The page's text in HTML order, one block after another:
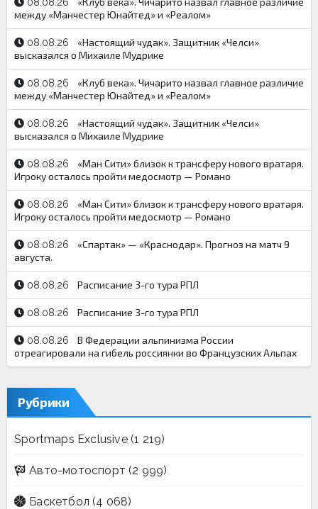
между «Манчестер Юнайтед» и «Реалом»
08.08.26
«Настоящий чудак». Защитник «Челси»
высказался о Михаиле Мудрике
08.08.26
«Клуб века». Чичарито назвал главное различие
между «Манчестер Юнайтед» и «Реалом»
08.08.26
«Настоящий чудак». Защитник «Челси»
высказался о Михаиле Мудрике
08.08.26
«Ман Сити» близок к трансферу нового вратаря.
Игроку осталось пройти медосмотр — Романо
08.08.26
«Ман Сити» близок к трансферу нового вратаря.
Игроку осталось пройти медосмотр — Романо
08.08.26
«Спартак» — «Краснодар». Прогноз на матч 9
августа.
08.08.26 Расписание 3-го тура РПЛ
08.08.26 Расписание 3-го тура РПЛ
08.08.26
В Федерации альпинизма России
отреагировали на гибель россиянки во Французских Альпах
Рубрики
Sportmaps Exclusive(1 219)
Авто-мотоспорт (2 999)
Баскетбол (4 068)